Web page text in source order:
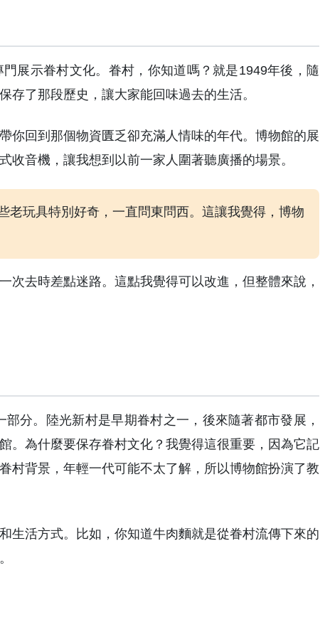
展示眷村文化。眷村，你知道嗎？就是1949年後，隨
存了那段歷史，讓大家能回味過去的生活。
你回到那個物資匱乏卻充滿人情味的年代。博物館的展
音機，讓我想到以前一家人圍著聽廣播的場景。
老玩具特別好奇，一直問東問西。這讓我覺得，博物
去時差點迷路。這點我覺得可以改進，但整體來說，
分。陸光新村是早期眷村之一，後來隨著都市發展，
。為什麼要保存眷村文化？我覺得這很重要，因為它記
村背景，年輕一代可能不太了解，所以博物館扮演了教
生活方式。比如，你知道牛肉麵就是從眷村流傳下來的